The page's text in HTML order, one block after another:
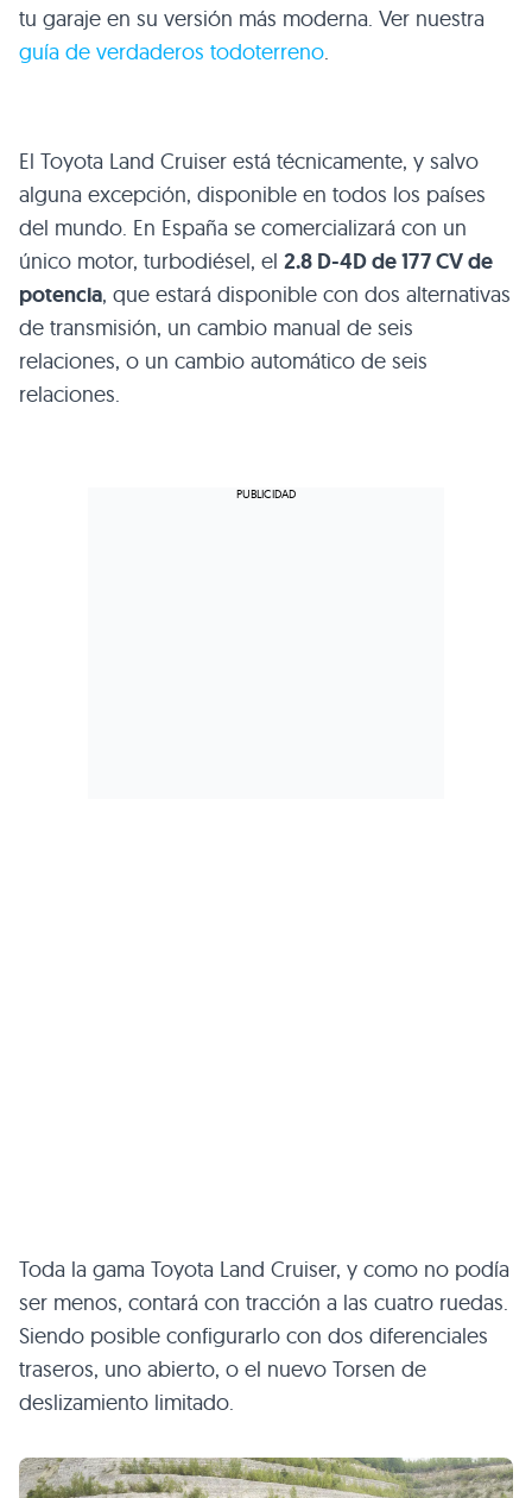
tu garaje en su versión más moderna. Ver nuestra
guía de verdaderos todoterreno.
El Toyota Land Cruiser está técnicamente, y salvo
alguna excepción, disponible en todos los países
del mundo. En España se comercializará con un
único motor, turbodiésel, el 2.8 D-4D de 177 CV de
potencia, que estará disponible con dos alternativas
de transmisión, un cambio manual de seis
relaciones, o un cambio automático de seis
relaciones.
Toda la gama Toyota Land Cruiser, y como no podía
ser menos, contará con tracción a las cuatro ruedas.
Siendo posible configurarlo con dos diferenciales
traseros, uno abierto, o el nuevo Torsen de
deslizamiento limitado.